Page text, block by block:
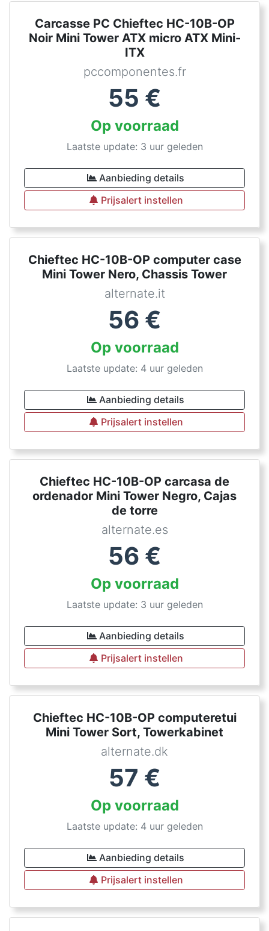
Carcasse PC Chieftec HC-10B-OP
Noir Mini Tower ATX micro ATX Mini-
ITX
pccomponentes.fr
55 €
Op voorraad
Laatste update: 3 uur geleden
Aanbieding details
Prijsalert instellen
Chieftec HC-10B-OP computer case
Mini Tower Nero, Chassis Tower
alternate.it
56 €
Op voorraad
Laatste update: 4 uur geleden
Aanbieding details
Prijsalert instellen
Chieftec HC-10B-OP carcasa de
ordenador Mini Tower Negro, Cajas
de torre
alternate.es
56 €
Op voorraad
Laatste update: 3 uur geleden
Aanbieding details
Prijsalert instellen
Chieftec HC-10B-OP computeretui
Mini Tower Sort, Towerkabinet
alternate.dk
57 €
Op voorraad
Laatste update: 4 uur geleden
Aanbieding details
Prijsalert instellen